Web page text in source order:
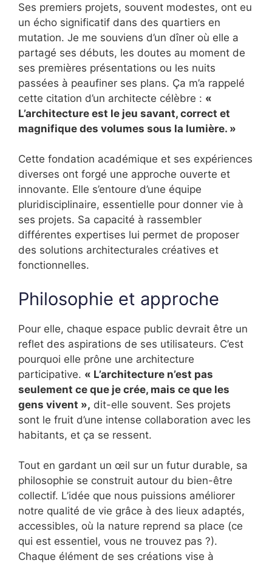
Ses premiers projets, souvent modestes, ont eu
un écho significatif dans des quartiers en
mutation. Je me souviens d’un dîner où elle a
partagé ses débuts, les doutes au moment de
ses premières présentations ou les nuits
passées à peaufiner ses plans. Ça m’a rappelé
cette citation d’un architecte célèbre : «
L’architecture est le jeu savant, correct et
magnifique des volumes sous la lumière. »
Cette fondation académique et ses expériences
diverses ont forgé une approche ouverte et
innovante. Elle s’entoure d’une équipe
pluridisciplinaire, essentielle pour donner vie à
ses projets. Sa capacité à rassembler
différentes expertises lui permet de proposer
des solutions architecturales créatives et
fonctionnelles.
Philosophie et approche
Pour elle, chaque espace public devrait être un
reflet des aspirations de ses utilisateurs. C’est
pourquoi elle prône une architecture
participative. « L’architecture n’est pas
seulement ce que je crée, mais ce que les
gens vivent », dit-elle souvent. Ses projets
sont le fruit d’une intense collaboration avec les
habitants, et ça se ressent.
Tout en gardant un œil sur un futur durable, sa
philosophie se construit autour du bien-être
collectif. L’idée que nous puissions améliorer
notre qualité de vie grâce à des lieux adaptés,
accessibles, où la nature reprend sa place (ce
qui est essentiel, vous ne trouvez pas ?).
Chaque élément de ses créations vise à